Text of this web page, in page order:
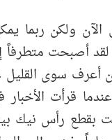
ولكن ربما
أصبحت متطرفاً
أعرف سوى
قرأت
علمت بقطع رأس